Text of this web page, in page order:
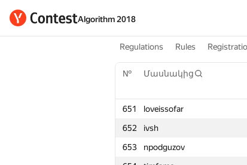
Algorithm 2018
Regulations Rules
№ Մասնակից
651 loveissofar
652
ivsh
653
npodguzov